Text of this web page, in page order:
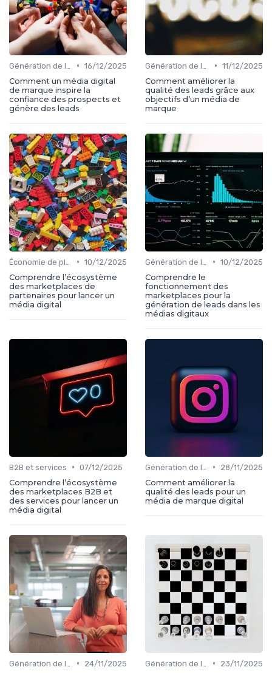
• 16/12/2025
Comment un média digital
de marque inspire la
confiance des prospects et
génère des leads
• 11/12/2025
Comment améliorer la
qualité des leads grâce aux
objectifs d’un média de
marque
• 10/12/2025
Comprendre l’écosystème
des marketplaces de
partenaires pour lancer un
média digital
• 10/12/2025
Comprendre le
fonctionnement des
marketplaces pour la
génération de leads dans les
médias digitaux
B2B et services • 07/12/2025
Comprendre l’écosystème
des marketplaces B2B et
des services pour lancer un
média digital
•
28/11/2025
Comment améliorer la
qualité des leads pour un
média de marque digital
•
24/11/2025
•
23/11/2025